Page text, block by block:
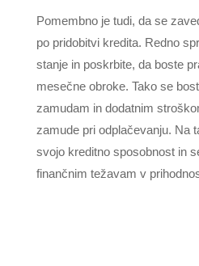
Pomembno je tudi, da se
po pridobitvi kredita. Redno
stanje in poskrbite, da boste
mesečne obroke. Tako se
zamudam in dodatnim
zamude pri odplačevanju. Na
svojo kreditno sposobnost in
finančnim težavam v